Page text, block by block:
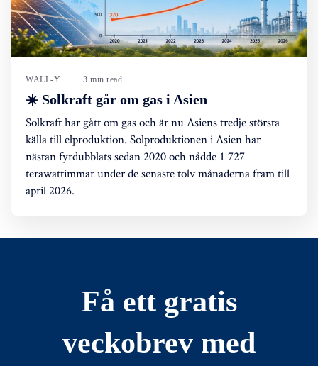
WALL-Y 3 min read
☀️ Solkraft går om gas i Asien
Solkraft har gått om gas och är nu Asiens tredje största
källa till elproduktion. Solproduktionen i Asien har
nästan fyrdubblats sedan 2020 och nådde 1 727
terawattimmar under de senaste tolv månaderna fram till
april 2026.
Få ett gratis
veckobrev med